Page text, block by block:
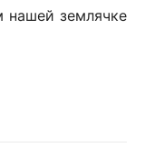
землячке